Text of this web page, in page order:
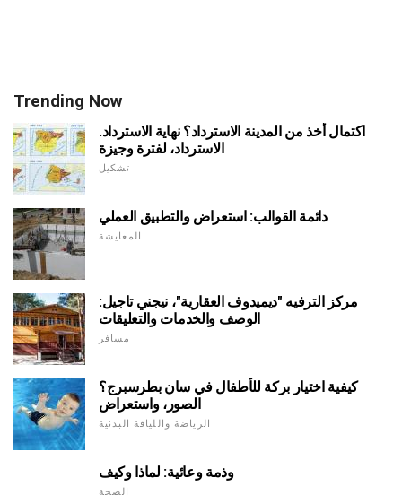
Trending Now
اكتمال أخذ من المدينة الاسترداد؟ نهاية الاسترداد.
الاسترداد، لفترة وجيزة
تشكيل
دائمة القوالب: استعراض والتطبيق العملي
المعايشة
مركز الترفيه "ديميدوف العقارية"، نيجني تاجيل:
الوصف والخدمات والتعليقات
مسافر
كيفية اختيار بركة للأطفال في سان بطرسبرج؟
الصور، واستعراض
الرياضة واللياقة البدنية
وذمة وعائية: لماذا وكيف
الصحة